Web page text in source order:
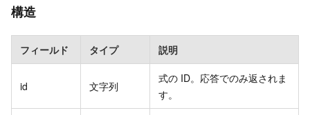
構造
フィールド タイプ 説明
id 文字列
式の ID。応答でのみ返されま
す。